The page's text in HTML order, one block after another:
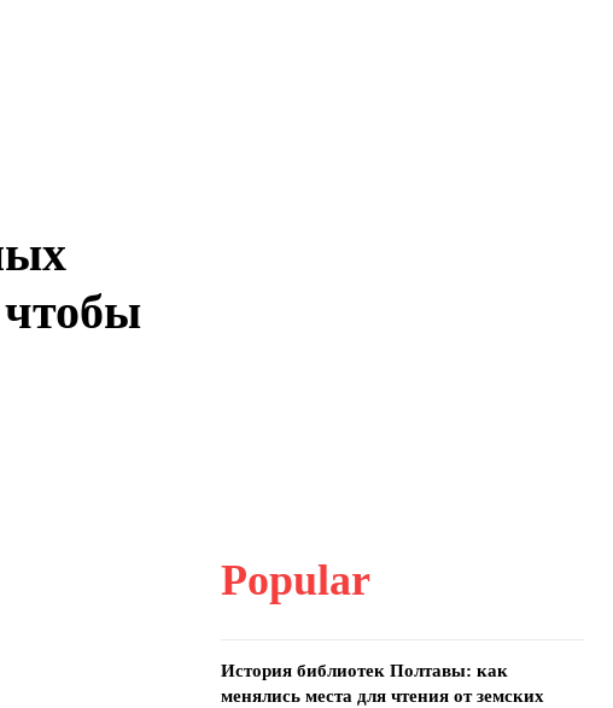
чтобы
Popular
История библиотек Полтавы: как
менялись места для чтения от земских